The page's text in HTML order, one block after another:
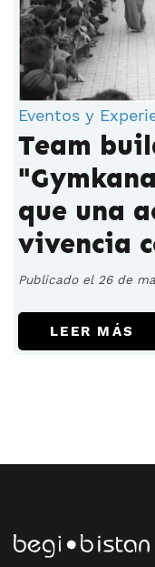
Eventos y
Team
que una
vivencia
Publicado el 26 de
LEER MÁS